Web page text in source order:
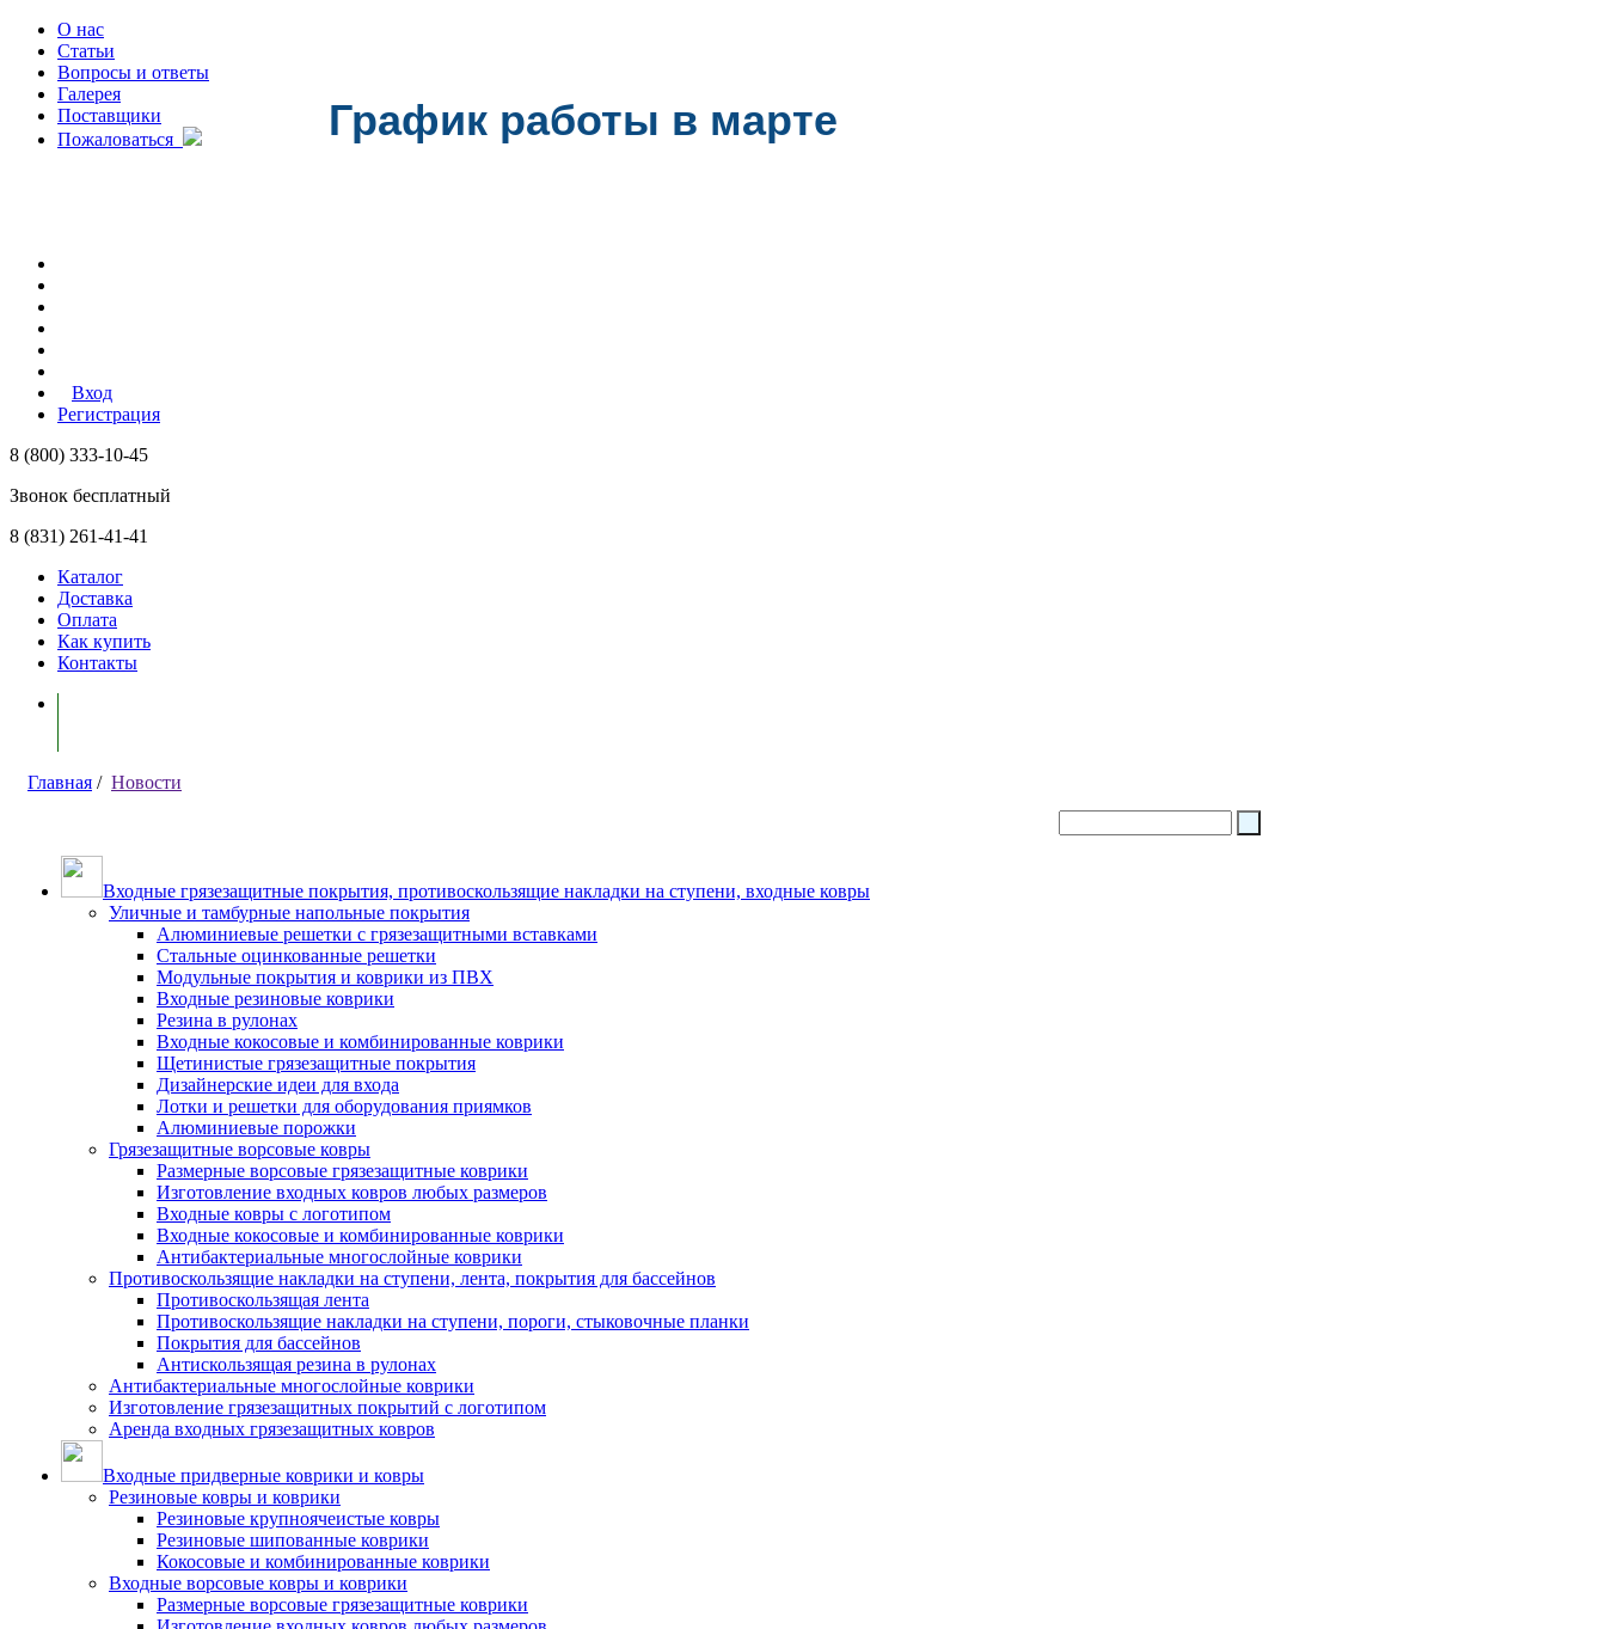
О нас
Статьи
Вопросы и ответы
Галерея
Поставщики
Пожаловаться
Вход
Регистрация
8 (800) 333-10-45
Звонок бесплатный
8 (831) 261-41-41
Каталог
Доставка
Оплата
Как купить
Контакты
Главная / Новости
График работы в марте
Входные грязезащитные покрытия, противоскользящие накладки на ступени, входные ковры
Уличные и тамбурные напольные покрытия
Алюминиевые решетки с грязезащитными вставками
Стальные оцинкованные решетки
Модульные покрытия и коврики из ПВХ
Входные резиновые коврики
Резина в рулонах
Входные кокосовые и комбинированные коврики
Щетинистые грязезащитные покрытия
Дизайнерские идеи для входа
Лотки и решетки для оборудования приямков
Алюминиевые порожки
Грязезащитные ворсовые ковры
Размерные ворсовые грязезащитные коврики
Изготовление входных ковров любых размеров
Входные ковры с логотипом
Входные кокосовые и комбинированные коврики
Антибактериальные многослойные коврики
Противоскользящие накладки на ступени, лента, покрытия для бассейнов
Противоскользящая лента
Противоскользящие накладки на ступени, пороги, стыковочные планки
Покрытия для бассейнов
Антискользящая резина в рулонах
Антибактериальные многослойные коврики
Изготовление грязезащитных покрытий с логотипом
Аренда входных грязезащитных ковров
Входные придверные коврики и ковры
Резиновые ковры и коврики
Резиновые крупноячеистые ковры
Резиновые шипованные коврики
Кокосовые и комбинированные коврики
Входные ворсовые ковры и коврики
Размерные ворсовые грязезащитные коврики